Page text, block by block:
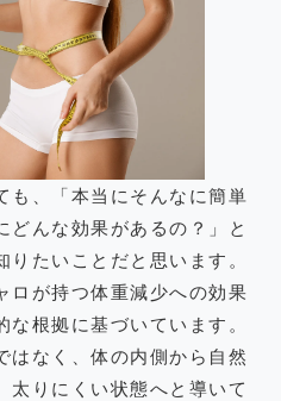
も、「本当にそんなに簡単
どんな効果があるの？」と
たいことだと思います。
ロが持つ体重減少への効果
根拠に基づいています。
はなく、体の内側から自然
太りにくい状態へと導いて